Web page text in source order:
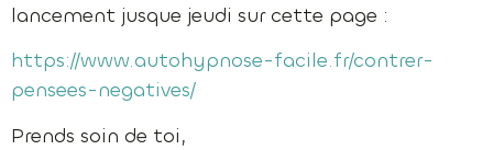
lancement jusque jeudi sur cette page :
https://www.autohypnose-facile.fr/contrer-
pensees-negatives/
Prends soin de toi,